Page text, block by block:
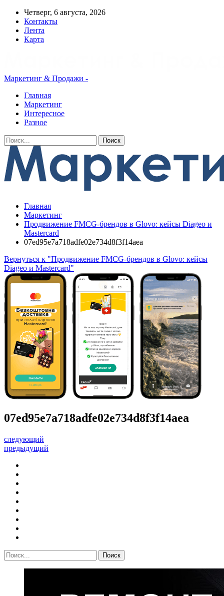
Четверг, 6 августа, 2026
Контакты
Лента
Карта
Маркетинг & Продажи -
Главная
Маркетинг
Интересное
Разное
Главная
Маркетинг
Продвижение FMCG-брендов в Glovo: кейсы Diageo и
Mastercard
07ed95e7a718adfe02e734d8f3f14aea
Вернуться к "Продвижение FMCG-брендов в Glovo: кейсы
Diageo и Mastercard"
07ed95e7a718adfe02e734d8f3f14aea
следующий
предыдущий